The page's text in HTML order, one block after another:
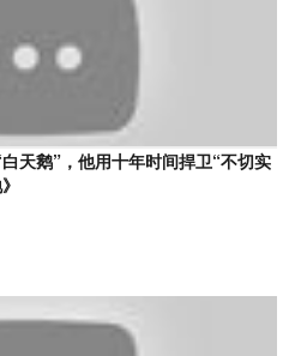
天鹅”，他用十年时间捍卫“不切实